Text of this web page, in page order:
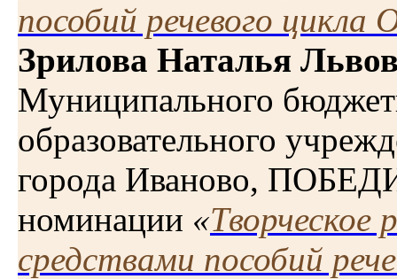
пособий речевого
Зрилова Наталья
Муниципального
образовательного
города Иваново,
номинации «Творческое
средствами пособий